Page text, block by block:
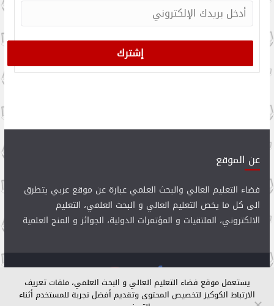
عن الموقع
فضاء التعليم العالي والبحث العلمي عبارة عن موقع عربي يتطرق
الى كل ما يخص التعليم العالي و البحث العلمي، التعليم
الالكتروني، الملتقيات و المؤتمرات الدولية، الجوائز و المنح العلمية
Copyright © 2026فضاء التعليم العالي و البحث العلمي . All rights
reserved.
يستعمل موقع فضاء التعليم العالي و البحث العلمي، ملفات تعريف
الارتباط الكوكيز لتخصيص المحتوى وتقديم أفضل تجربة للمستخدم أثناء